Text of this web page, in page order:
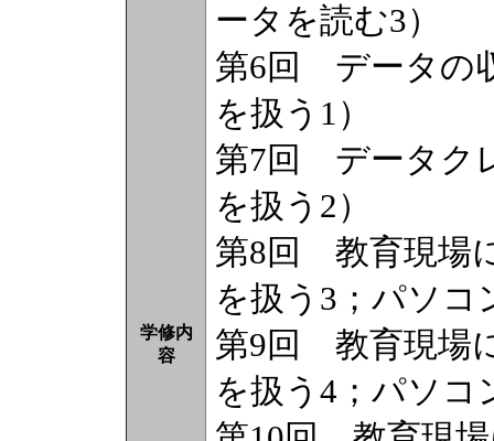
学修内
容
ータを読む3）
第6回 データの
を扱う1）
第7回 データク
を扱う2）
第8回 教育現場
を扱う3；パソコ
第9回 教育現場
を扱う4；パソコ